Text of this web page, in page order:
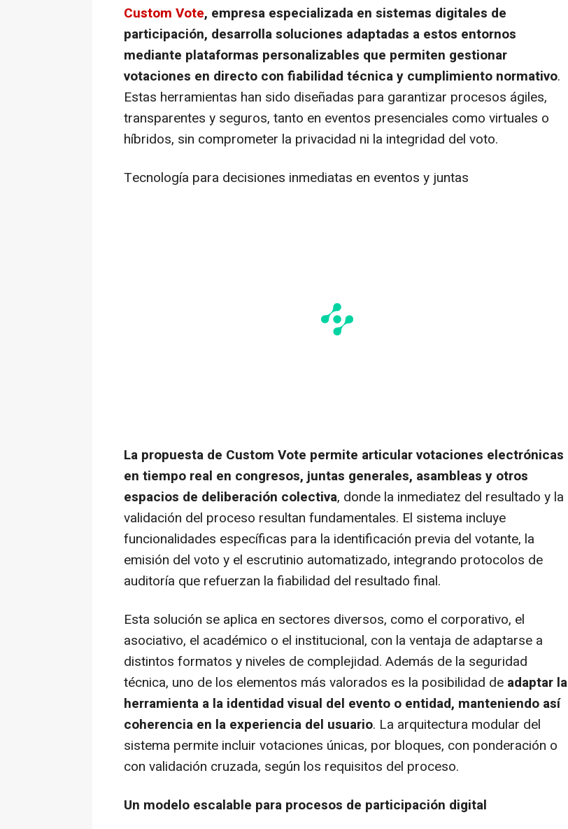
Custom Vote, empresa especializada en sistemas digitales de
participación, desarrolla soluciones adaptadas a estos entornos
mediante plataformas personalizables que permiten gestionar
votaciones en directo con fiabilidad técnica y cumplimiento normativo.
Estas herramientas han sido diseñadas para garantizar procesos ágiles,
transparentes y seguros, tanto en eventos presenciales como virtuales o
híbridos, sin comprometer la privacidad ni la integridad del voto.
Tecnología para decisiones inmediatas en eventos y juntas
La propuesta de Custom Vote permite articular votaciones electrónicas
en tiempo real en congresos, juntas generales, asambleas y otros
espacios de deliberación colectiva, donde la inmediatez del resultado y la
validación del proceso resultan fundamentales. El sistema incluye
funcionalidades específicas para la identificación previa del votante, la
emisión del voto y el escrutinio automatizado, integrando protocolos de
auditoría que refuerzan la fiabilidad del resultado final.
Esta solución se aplica en sectores diversos, como el corporativo, el
asociativo, el académico o el institucional, con la ventaja de adaptarse a
distintos formatos y niveles de complejidad. Además de la seguridad
técnica, uno de los elementos más valorados es la posibilidad de adaptar la
herramienta a la identidad visual del evento o entidad, manteniendo así
coherencia en la experiencia del usuario. La arquitectura modular del
sistema permite incluir votaciones únicas, por bloques, con ponderación o
con validación cruzada, según los requisitos del proceso.
Un modelo escalable para procesos de participación digital